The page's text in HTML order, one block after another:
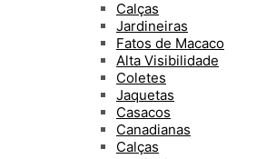
Calças
Jardineiras
Fatos de Macaco
Alta Visibilidade
Coletes
Jaquetas
Casacos
Canadianas
Calças